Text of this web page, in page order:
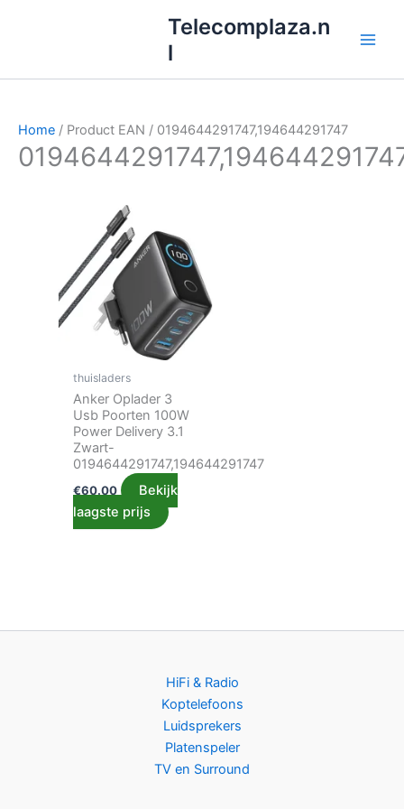
inhoud
Telecomplaza.n
l
Home / Product EAN / 0194644291747,194644291747
thuisladers
Anker Oplader 3
Usb Poorten 100W
Power Delivery 3.1
Zwart-
0194644291747,194644291747
€60.00
Bekijk
laagste prijs
HiFi & Radio
Koptelefoons
Luidsprekers
Platenspeler
TV en Surround